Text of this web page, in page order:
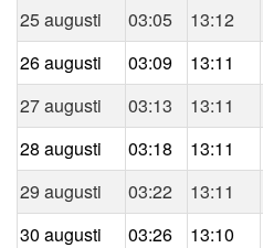
25 augusti 03:05 13:12
26 augusti
03:09 13:11
27 augusti
03:13 13:11
28 augusti
03:18 13:11
29 augusti
03:22 13:11
30 augusti
03:26 13:10